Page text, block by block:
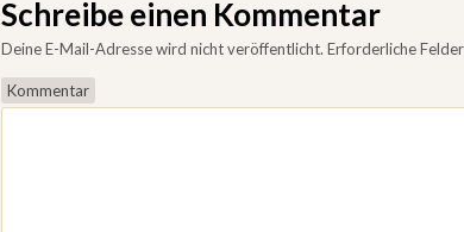
Schreibe einen Kommentar
Deine E-Mail-Adresse wird nicht veröffentlicht. Erforderliche
Kommentar